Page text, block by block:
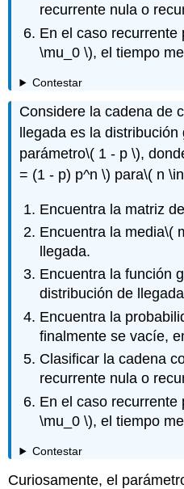
recurrente nula o
En el caso recurrente
\mu_0 \), el tiempo
Contestar
Considere la cadena de
llegada es la distribución
parámetro\( 1 - p \),
= (1 - p) p^n \) para\( n
Encuentra la matriz
Encuentra la media\(
llegada.
Encuentra la función
distribución de
Encuentra la
finalmente se vacíe,
Clasificar la cadena
recurrente nula o
En el caso recurrente
\mu_0 \), el tiempo
Contestar
Curiosamente, el